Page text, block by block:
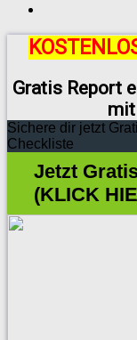
Gratis Report
Sichere dir jetzt
Checkliste
Jetzt
(KLICK